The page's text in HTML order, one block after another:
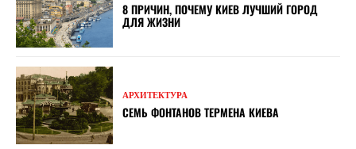
8 ПРИЧИН, ПОЧЕМУ КИЕВ ЛУЧШИЙ ГОРОД
ДЛЯ ЖИЗНИ
АРХИТЕКТУРА
СЕМЬ ФОНТАНОВ ТЕРМЕНА КИЕВА